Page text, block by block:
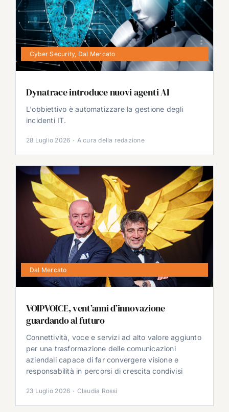
Cyber Security, Dal Mercato
Dynatrace introduce nuovi agenti AI
L'obbiettivo è automatizzare la gestione degli
incidenti IT.
28 Luglio 2026 · A cura della redazione
Dal Mercato
VOIPVOICE, vent’anni d’innovazione
guardando al futuro
Connettività, voce e servizi ad alto valore aggiunto
per una trasformazione delle comunicazioni
aziendali capace di far convergere visione e
responsabilità in percorsi di crescita condivisi
23 Luglio 2026 · Claudia Rossi